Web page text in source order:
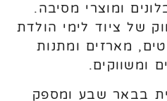
ומוצרי מסיבה.
של ציוד לימי הולדת
מארזים ומתנות
ומשווקים.
בבאר שבע ומספק